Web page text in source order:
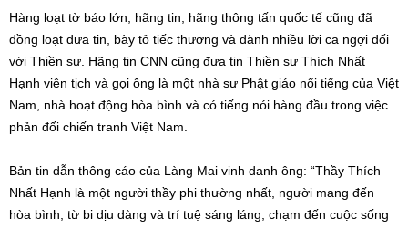
Hàng loạt tờ báo lớn, hãng tin, hãng thông tấn quốc tế cũng đã
đồng loạt đưa tin, bày tỏ tiếc thương và dành nhiều lời ca ngợi đối
với Thiền sư. Hãng tin CNN cũng đưa tin Thiền sư Thích Nhất
Hạnh viên tịch và gọi ông là một nhà sư Phật giáo nổi tiếng của Việt
Nam, nhà hoạt động hòa bình và có tiếng nói hàng đầu trong việc
phản đối chiến tranh Việt Nam.
Bản tin dẫn thông cáo của Làng Mai vinh danh ông: “Thầy Thích
Nhất Hạnh là một người thầy phi thường nhất, người mang đến
hòa bình, từ bi dịu dàng và trí tuệ sáng láng, chạm đến cuộc sống